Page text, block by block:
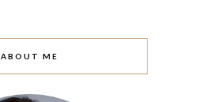
ABOUT ME